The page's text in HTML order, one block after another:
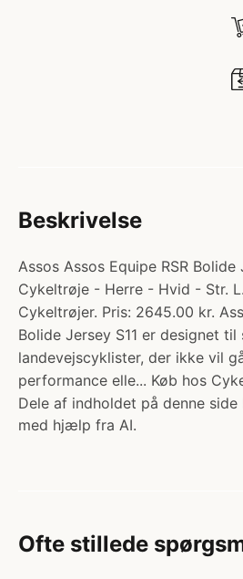
Beskrivelse
Assos Assos Equipe RSR Bolide
Cykeltrøje - Herre - Hvid - Str.
Cykeltrøjer. Pris: 2645.00 kr.
Bolide Jersey S11 er designet til
landevejscyklister, der ikke vil
performance elle... Køb hos
Dele af indholdet på denne
med hjælp fra AI.
Ofte stillede